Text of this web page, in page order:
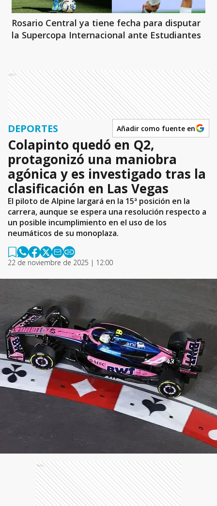
Rosario Central ya tiene fecha para disputar
la Supercopa Internacional ante Estudiantes
Ads
DEPORTES Añadir como fuente en
Colapinto quedó en Q2,
protagonizó una maniobra
agónica y es investigado tras la
clasificación en Las Vegas
El piloto de Alpine largará en la 15ª posición en la
carrera, aunque se espera una resolución respecto a
un posible incumplimiento en el uso de los
neumáticos de su monoplaza.
22 de noviembre de 2025 | 12:00
Ads